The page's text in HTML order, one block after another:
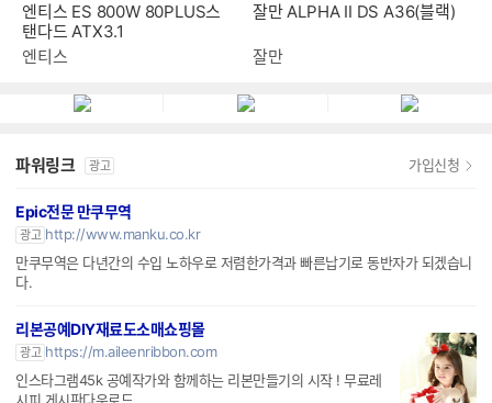
엔티스 ES 800W 80PLUS스
탠다드 ATX3.1
엔티스
잘만 ALPHA II DS A36(블랙)
잘만
파워링크 광고 가입신청
Epic전문 만쿠무역
광고 http://www.manku.co.kr
만쿠무역은 다년간의 수입 노하우로 저렴한가격과 빠른납기로 동반자가 되겠습니
다.
리본공예DIY재료도소매쇼핑몰
광고 https://m.aileenribbon.com
인스타그램45k 공예작가와 함께하는 리본만들기의 시작 ! 무료레